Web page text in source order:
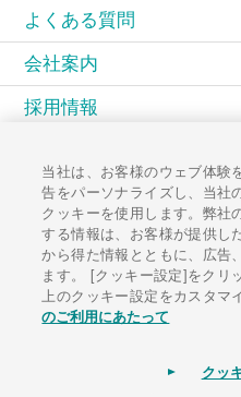
よくある質問
会社案内
採用情報
広報誌PAL
お知らせ一覧
お問い合わせ
当社は、お客様のウェブ体験
告をパーソナライズし、当社
クッキーを使用します。弊社
する情報は、お客様が提供し
から得た情報とともに、広告
ます。 [クッキー設定]をクリ
上のクッキー設定をカスタマ
のご利用にあたって
クッ